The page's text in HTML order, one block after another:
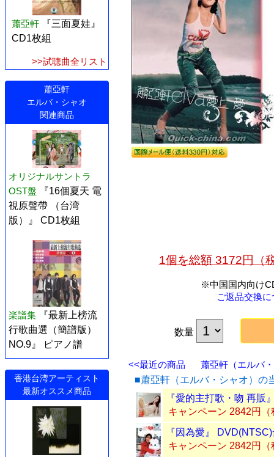
蕭亞軒
『三面夏娃』
CD1枚組
>>試聴曲全リスト
蕭亞軒
エルバ・シャオ
関連商品
オリジナルサントラ
OST盤
『16個夏天 電
視原聲帶 （台湾
版）』 CD1枚組
楽譜集
『最新上榜流
行歌曲選（簡譜版）
NO.9』 ピアノ譜
香港台湾アーティスト
最新オススメ商品
1個を総額 3172円（
※中国国内向け
ご返品交換
数量
<<最近の商品
蕭亞軒（エルバ
■蕭亞軒（エルバ・シャオ）の
『愛的主打歌・吻 再販
キャンペーン 2842円（
『因為愛』
キャンペーン 2842円（